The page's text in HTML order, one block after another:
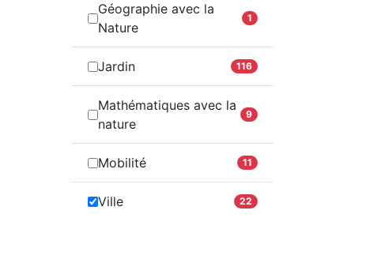
Géographie avec la
Nature
1
Jardin 116
Mathématiques avec la
nature
9
Mobilité 11
Ville 22